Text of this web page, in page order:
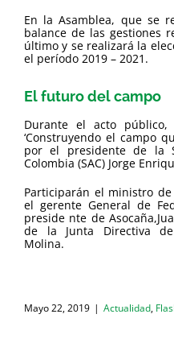
En la Asamblea, que se
balance de las gestiones
último y se realizará la
el período 2019 – 2021.
El futuro del campo
Durante el acto
‘Construyendo el campo
por el presidente de la
Colombia (SAC) Jorge
Participarán el ministro
el gerente General de
preside nte de
de la Junta Directiva de
Molina.
Mayo 22, 2019 | Actualidad,